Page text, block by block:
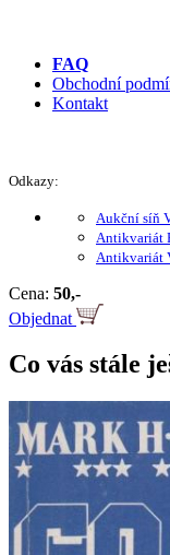
FAQ
Obchodní
Kontakt
Odkazy:
Aukční síň
Antikvariát
Antikvariát
Cena: 50,-
Objednat
Co vás stále